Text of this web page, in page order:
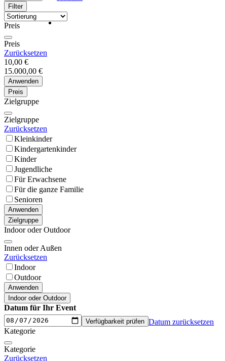
Filter
Preis
Preis
Zurücksetzen
10,00 €
15.000,00 €
Anwenden
Preis
Zielgruppe
Zielgruppe
Zurücksetzen
Kleinkinder
Kindergartenkinder
Kinder
Jugendliche
Für Erwachsene
Für die ganze Familie
Senioren
Anwenden
Zielgruppe
Indoor oder Outdoor
Innen oder Außen
Zurücksetzen
Indoor
Outdoor
Anwenden
Indoor oder Outdoor
Datum für Ihr Event
Verfügbarkeit prüfen Datum zurücksetzen
Kategorie
Kategorie
Zurücksetzen